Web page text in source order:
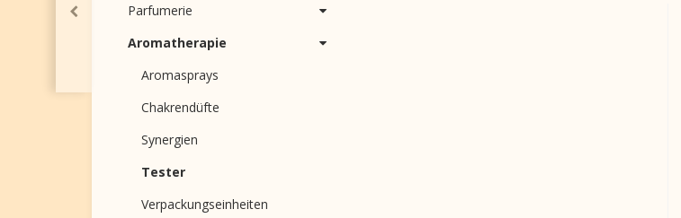
Parfumerie
Aromatherapie
Aromasprays
Chakrendüfte
Synergien
Tester
Verpackungseinheiten